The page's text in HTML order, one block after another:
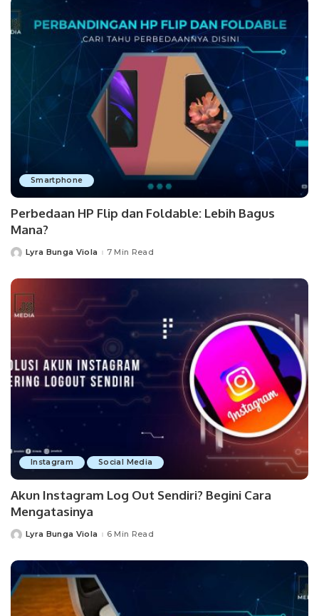
Smartphone
Perbedaan HP Flip dan Foldable: Lebih Bagus
Mana?
PostedLyra Bunga Viola 7 Min Read
Instagram Social Media
Akun Instagram Log Out Sendiri? Begini Cara
Mengatasinya
PostedLyra Bunga Viola 6 Min Read